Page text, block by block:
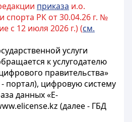
приказа и.о.
спорта РК от 30.04.26 г. №
с 12 июля 2026 г.) (см.
услуги
к услугодателю
правительства»
портал), цифровую систему
данных «Е-
(далее - ГБД